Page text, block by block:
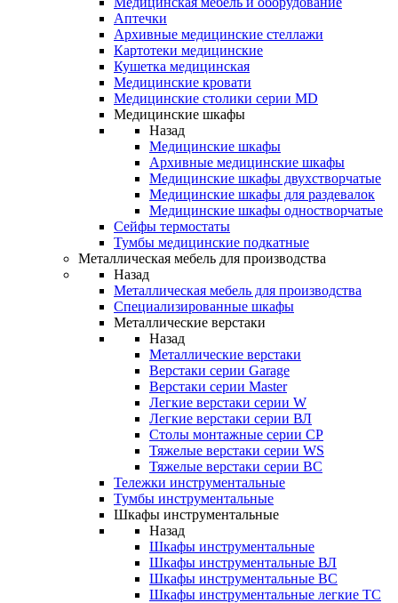
Аптечки
Архивные медицинские стеллажи
Картотеки медицинские
Кушетка медицинская
Медицинские кровати
Медицинские столики серии MD
Медицинские шкафы
Назад
Медицинские шкафы
Архивные медицинские шкафы
Медицинские шкафы двухстворчатые
Медицинские шкафы для раздевалок
Медицинские шкафы одностворчатые
Сейфы термостаты
Тумбы медицинские подкатные
Металлическая мебель для производства
Назад
Металлическая мебель для производства
Cпециализированные шкафы
Металлические верстаки
Назад
Металлические верстаки
Верстаки серии Garage
Верстаки серии Master
Легкие верстаки серии W
Легкие верстаки серии ВЛ
Столы монтажные серии СР
Тяжелые верстаки серии WS
Тяжелые верстаки серии ВС
Тележки инструментальные
Тумбы инструментальные
Шкафы инструментальные
Назад
Шкафы инструментальные
Шкафы инструментальные ВЛ
Шкафы инструментальные ВС
Шкафы инструментальные легкие ТС